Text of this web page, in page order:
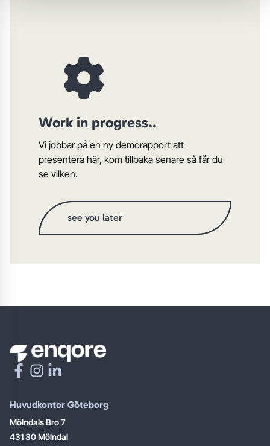
Work in progress..
Vi jobbar på en ny demorapport att
presentera här, kom tillbaka senare så får du
se vilken.
see you later
Huvudkontor Göteborg
Mölndals Bro 7
431 30 Mölndal